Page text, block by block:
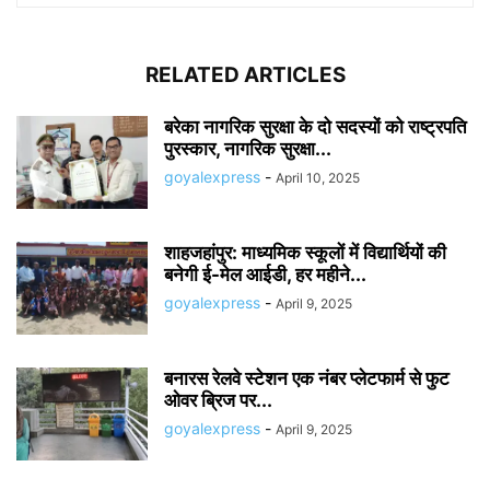
RELATED ARTICLES
बरेका नागरिक सुरक्षा के दो सदस्यों को राष्ट्रपति
पुरस्कार, नागरिक सुरक्षा...
goyalexpress - April 10, 2025
शाहजहांपुर: माध्यमिक स्कूलाें में विद्यार्थियों की
बनेगी ई-मेल आईडी, हर महीने...
goyalexpress - April 9, 2025
बनारस रेलवे स्टेशन एक नंबर प्लेटफार्म से फुट
ओवर ब्रिज पर...
goyalexpress - April 9, 2025